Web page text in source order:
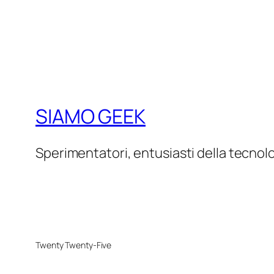
SIAMO GEEK
Sperimentatori, entusiasti della
Twenty Twenty-Five